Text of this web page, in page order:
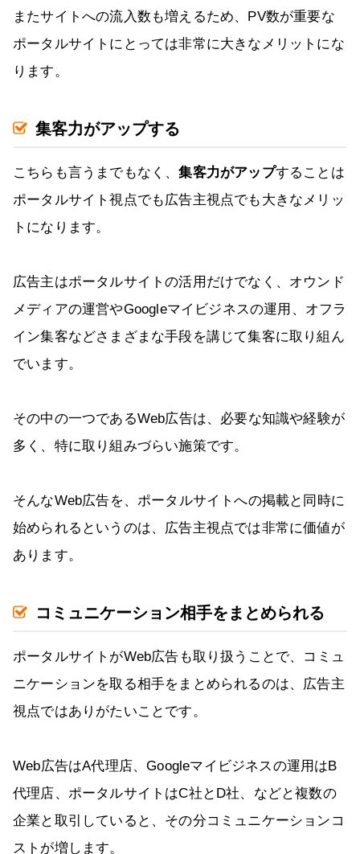
またサイトへの流入数も増えるため、PV数が重要な
ポータルサイトにとっては非常に大きなメリットにな
ります。
集客力がアップする
こちらも言うまでもなく、集客力がアップすることは
ポータルサイト視点でも広告主視点でも大きなメリッ
トになります。
広告主はポータルサイトの活用だけでなく、オウンド
メディアの運営やGoogleマイビジネスの運用、オフラ
イン集客などさまざまな手段を講じて集客に取り組ん
でいます。
その中の一つであるWeb広告は、必要な知識や経験が
多く、特に取り組みづらい施策です。
そんなWeb広告を、ポータルサイトへの掲載と同時に
始められるというのは、広告主視点では非常に価値が
あります。
コミュニケーション相手をまとめられる
ポータルサイトがWeb広告も取り扱うことで、コミュ
ニケーションを取る相手をまとめられるのは、広告主
視点ではありがたいことです。
Web広告はA代理店、Googleマイビジネスの運用はB
代理店、ポータルサイトはC社とD社、などと複数の
企業と取引していると、その分コミュニケーションコ
ストが増します。